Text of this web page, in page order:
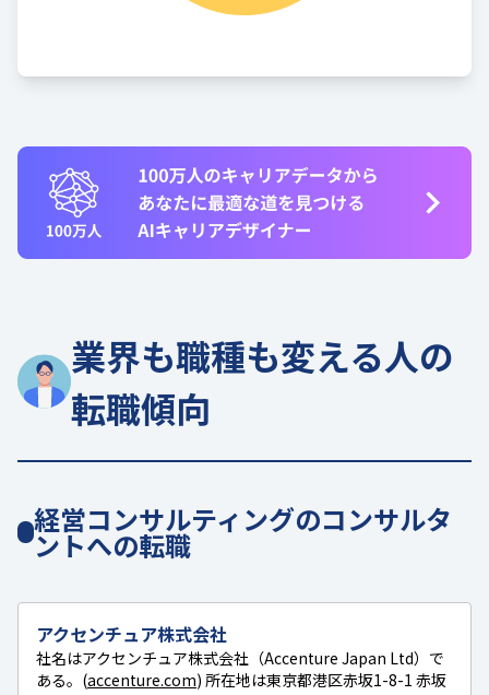
業界も職種も変える人の
転職傾向
経営コンサルティングのコンサルタ
ントへの転職
アクセンチュア株式会社
社名はアクセンチュア株式会社（Accenture Japan Ltd）で
ある。(accenture.com) 所在地は東京都港区赤坂1-8-1 赤坂